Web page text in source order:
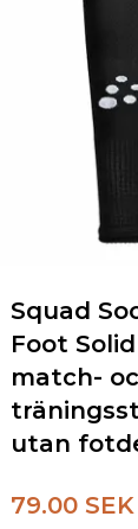
Squad
Foot Solid
match-
utan
79.00 SEK